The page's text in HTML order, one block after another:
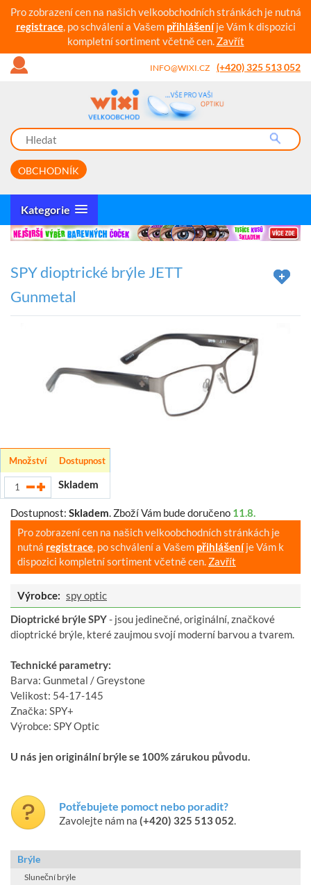
Pro zobrazení cen na našich velkoobchodních stránkách je nutná
registrace, po schválení a Vašem přihlášeníje Vám k dispozici
kompletní sortiment včetně cen. Zavřít
INFO@WIXI.CZ (+420) 325 513 052
OBCHODNÍK
Kategorie
SPY dioptrické brýle JETT
Gunmetal
Množství Dostupnost
Skladem
Dostupnost: Skladem Zboží Vám bude doručeno 11.8.
Pro zobrazení cen na našich velkoobchodních stránkách je
nutná registrace , po schválení a Vašem přihlášeníje Vám k
dispozici kompletní sortiment včetně cen. Zavřít
Výrobce: spy optic
Dioptrické brýle SPY- jsou jedinečné, originální, značkové
dioptrické brýle, které zaujmou svojí moderní barvou a tvarem.
Technické parametry:
Barva: Gunmetal / Greystone
Velikost: 54-17-145
Značka: SPY+
Výrobce: SPY Optic
U nás jen originální brýle se 100% zárukou původu.
Potřebujete pomoct nebo poradit?
Zavolejte nám na (+420) 325 513 052
Brýle
Sluneční brýle